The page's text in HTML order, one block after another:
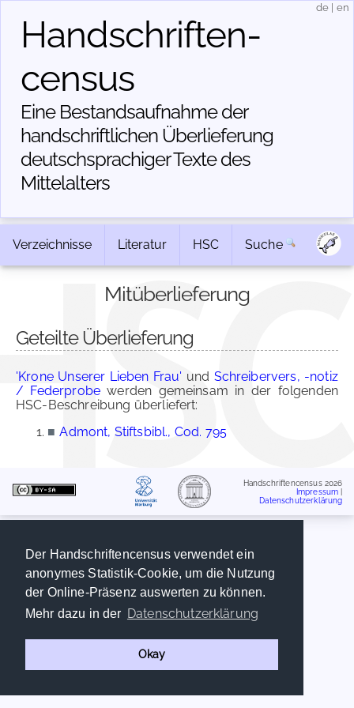
Der Handschriftencensus verwendet ein
anonymes Statistik-Cookie, um die Nutzung
der Online-Präsenz auswerten zu können.
Mehr dazu in der Datenschutzerklärung
Okay
Handschriften­
census
Eine Bestandsaufnahme der
handschriftlichen Über­lieferung
deutschsprachiger Texte des
Mittelalters
de en
Verzeichnisse Literatur HSC Suche
Mitüberlieferung
Geteilte Überlieferung
'Krone Unserer Lieben Frau' und Schreibervers, -notiz
/ Federprobe werden gemeinsam in der folgenden
HSC-Beschreibung überliefert:
■ Admont, Stiftsbibl., Cod. 795
Handschriftencensus 2026
Impressum
Datenschutzerklärung